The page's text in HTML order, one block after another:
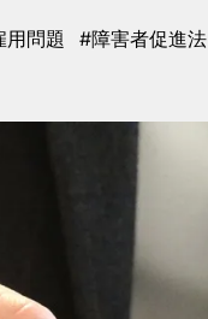
用問題
タグ
#障害者促進法